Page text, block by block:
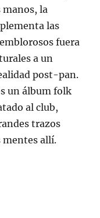
manos, la
las
fuera
a un
post-pan.
un álbum folk
al club,
trazos
mentes allí.